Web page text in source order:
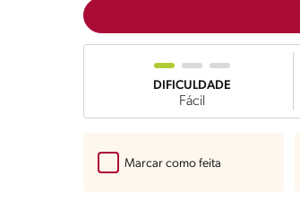
DIFICULDADE
Fácil
Marcar como feita